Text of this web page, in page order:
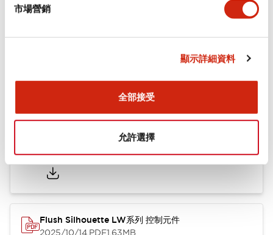
市場營銷
顯示詳細資料
全部接受
允許選擇
認證與標準
Flush Silhouette LW系列 控制元件 (英文版)
2025/09/19.PDF1.23MB
Flush Silhouette LW系列 控制元件
2025/10/14.PDF1.63MB